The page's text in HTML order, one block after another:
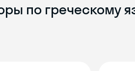
по греческому